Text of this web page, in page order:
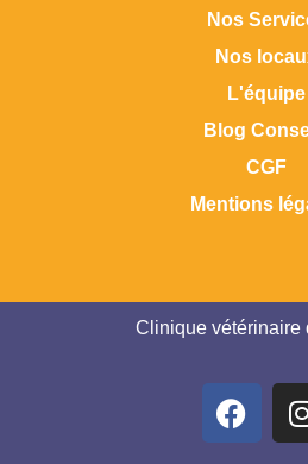
Nos
Nos
L'équipe
Blog
CGF
Mentions
Clinique vétérinaire